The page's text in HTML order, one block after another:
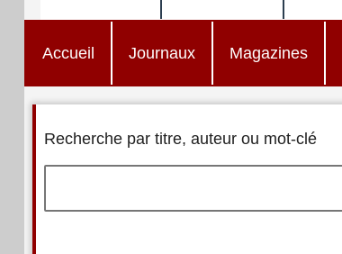
Accueil Journaux Magazines
Recherche par titre, auteur ou mot-clé